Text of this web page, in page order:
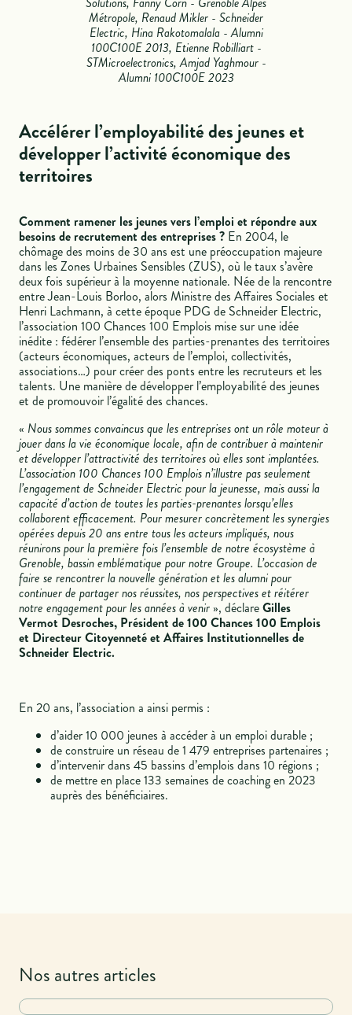
Métropole, Renaud Mikler - Schneider
Electric, Hina Rakotomalala - Alumni
100C100E 2013, Etienne Robilliart -
STMicroelectronics, Amjad Yaghmour -
Alumni 100C100E 2023
Accélérer l’employabilité des jeunes et
développer l’activité économique des
territoires
Comment ramener les jeunes vers l’emploi et répondre aux
besoins de recrutement des entreprises ? En 2004, le
chômage des moins de 30 ans est une préoccupation majeure
dans les Zones Urbaines Sensibles (ZUS), où le taux s’avère
deux fois supérieur à la moyenne nationale. Née de la rencontre
entre Jean-Louis Borloo, alors Ministre des Affaires Sociales et
Henri Lachmann, à cette époque PDG de Schneider Electric,
l’association 100 Chances 100 Emplois mise sur une idée
inédite : fédérer l’ensemble des parties-prenantes des territoires
(acteurs économiques, acteurs de l’emploi, collectivités,
associations…) pour créer des ponts entre les recruteurs et les
talents. Une manière de développer l’employabilité des jeunes
et de promouvoir l’égalité des chances.
« Nous sommes convaincus que les entreprises ont un rôle moteur à
jouer dans la vie économique locale, afin de contribuer à maintenir
et développer l’attractivité des territoires où elles sont implantées.
L’association 100 Chances 100 Emplois n’illustre pas seulement
l’engagement de Schneider Electric pour la jeunesse, mais aussi la
capacité d’action de toutes les parties-prenantes lorsqu’elles
collaborent efficacement. Pour mesurer concrètement les synergies
opérées depuis 20 ans entre tous les acteurs impliqués, nous
réunirons pour la première fois l’ensemble de notre écosystème à
Grenoble, bassin emblématique pour notre Groupe. L’occasion de
faire se rencontrer la nouvelle génération et les alumni pour
continuer de partager nos réussites, nos perspectives et réitérer
notre engagement pour les années à venir », déclareGilles
Vermot Desroches, Président de 100 Chances 100 Emplois
et Directeur Citoyenneté et Affaires Institutionnelles de
Schneider Electric.
En 20 ans, l’association a ainsi permis :
d’aider 10 000 jeunes à accéder à un emploi durable ;
de construire un réseau de 1 479 entreprises partenaires ;
d’intervenir dans 45 bassins d’emplois dans 10 régions ;
de mettre en place 133 semaines de coaching en 2023
auprès des bénéficiaires.
Nos autres articles